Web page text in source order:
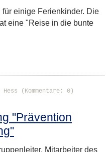
einige Ferienkinder. Die
eine "Reise in die bunte
(Kommentare: 0)
"Prävention
Mitarbeiter des